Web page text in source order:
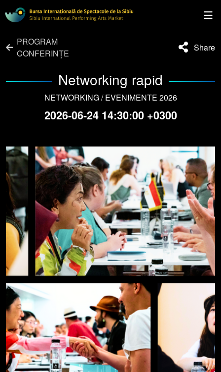
PROGRAM
CONFERINȚE
Share
Networking rapid
NETWORKING / EVENIMENTE 2026
2026-06-24 14:30:00 +0300